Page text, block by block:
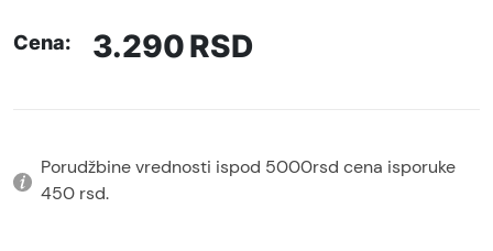
Cena: 3.290RSD
Porudžbine vrednosti ispod 5000rsd cena isporuke
450 rsd.